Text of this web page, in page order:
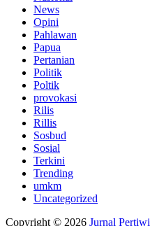
News
Opini
Pahlawan
Papua
Pertanian
Politik
Poltik
provokasi
Rilis
Rillis
Sosbud
Sosial
Terkini
Trending
umkm
Uncategorized
Copyright © 2026 Jurnal Pertiwi